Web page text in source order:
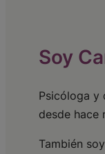
Soy
Psicóloga y
desde hace
También